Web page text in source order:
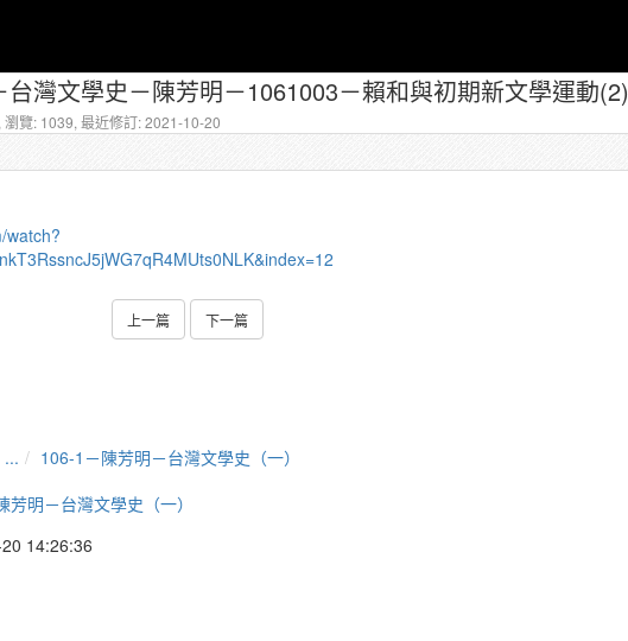
台灣文學史－陳芳明－1061003－賴和與初期新文學運動(2)
瀏覽: 1039, 最近修訂: 2021-10-20
watch?
上一篇 下一篇
...
106-1－陳芳明－台灣文學史（一）
芳明－台灣文學史（一）
14:26:36